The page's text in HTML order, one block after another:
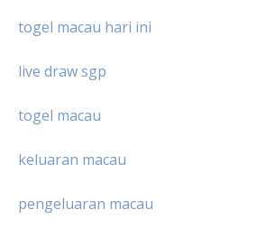
togel macau hari ini
live draw sgp
togel macau
keluaran macau
pengeluaran macau